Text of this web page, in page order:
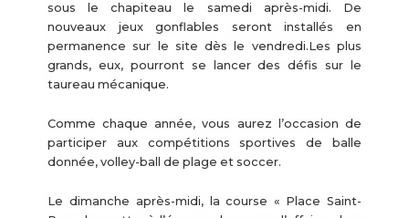
sous le chapiteau le samedi après-midi. De
nouveaux jeux gonflables seront installés en
permanence sur le site dès le vendredi.Les plus
grands, eux, pourront se lancer des défis sur le
taureau mécanique.
Comme chaque année, vous aurez l’occasion de
participer aux compétitions sportives de balle
donnée, volley-ball de plage et soccer.
Le dimanche après-midi, la course « Place Saint-